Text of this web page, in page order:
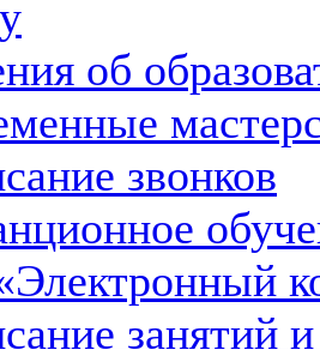
об
звонков
занятий